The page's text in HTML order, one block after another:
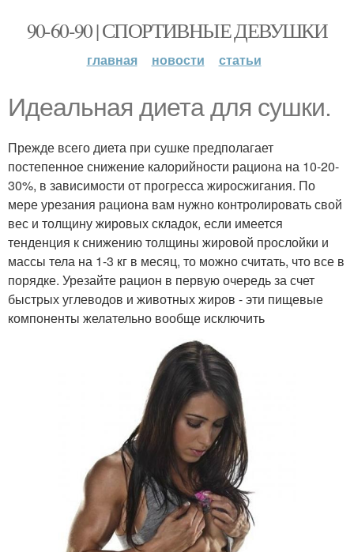
90-60-90 | СПОРТИВНЫЕ ДЕВУШКИ
главная новости статьи
Идеальная диета для сушки.
Прежде всего диета при сушке предполагает
постепенное снижение калорийности рациона на 10-20-
30%, в зависимости от прогресса жиросжигания. По
мере урезания рациона вам нужно контролировать свой
вес и толщину жировых складок, если имеется
тенденция к снижению толщины жировой прослойки и
массы тела на 1-3 кг в месяц, то можно считать, что все в
порядке. Урезайте рацион в первую очередь за счет
быстрых углеводов и животных жиров - эти пищевые
компоненты желательно вообще исключить